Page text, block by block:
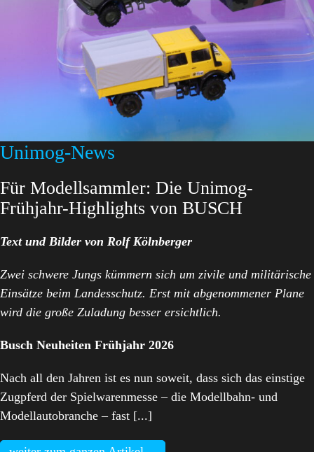
Unimog-News
Für Modellsammler: Die Unimog-
Frühjahr-Highlights von BUSCH
Text und Bilder von Rolf Kölnberger
Zwei schwere Jungs kümmern sich um zivile und militärische
Einsätze beim Landesschutz. Erst mit abgenommener Plane
wird die große Zuladung besser ersichtlich.
Busch Neuheiten Frühjahr 2026
Nach all den Jahren ist es nun soweit, dass sich das einstige
Zugpferd der Spielwarenmesse – die Modellbahn- und
Modellautobranche – fast [...]